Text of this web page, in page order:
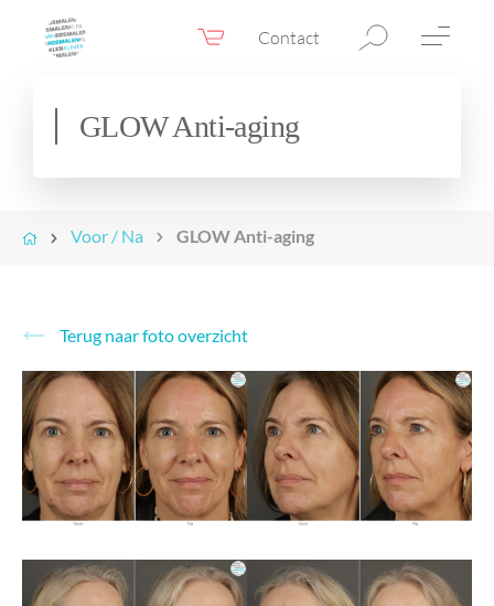
Contact
Webshop NL
Ooglidcorrectie
Confidence Booster®
Voor & na foto’s
Tarieven
Blogs
Over ons
GLOW Anti-aging
Voor / Na GLOW Anti-aging
Terug naar foto overzicht